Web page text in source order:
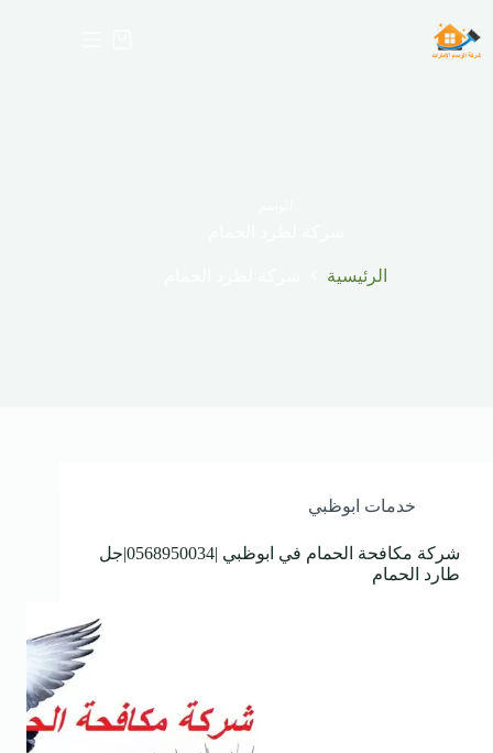
إلى
المحتوى
الرئيسية
خدمات ابوظبي
شركة مكافحة الحمام في ابوظبي |0568950034|جل
طارد الحمام